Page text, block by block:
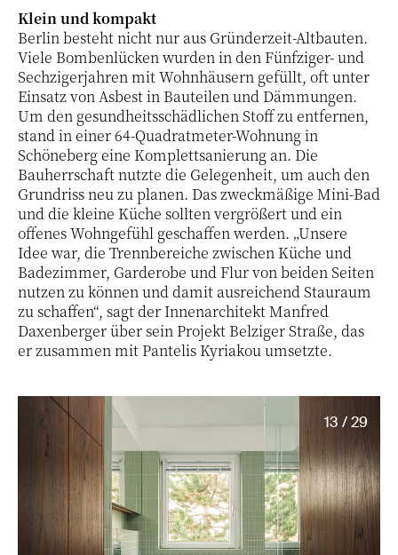
Klein und kompakt
Berlin besteht nicht nur aus Gründerzeit-Altbauten.
Viele Bombenlücken wurden in den Fünfziger- und
Sechzigerjahren mit Wohnhäusern gefüllt, oft unter
Einsatz von Asbest in Bauteilen und Dämmungen.
Um den gesundheitsschädlichen Stoff zu entfernen,
stand in einer 64-Quadratmeter-Wohnung in
Schöneberg eine Komplettsanierung an. Die
Bauherrschaft nutzte die Gelegenheit, um auch den
Grundriss neu zu planen. Das zweckmäßige Mini-Bad
und die kleine Küche sollten vergrößert und ein
offenes Wohngefühl geschaffen werden. „Unsere
Idee war, die Trennbereiche zwischen Küche und
Badezimmer, Garderobe und Flur von beiden Seiten
nutzen zu können und damit ausreichend Stauraum
zu schaffen“, sagt der Innenarchitekt Manfred
Daxenberger über sein Projekt Belziger Straße, das
er zusammen mit Pantelis Kyriakou umsetzte.
13 / 29